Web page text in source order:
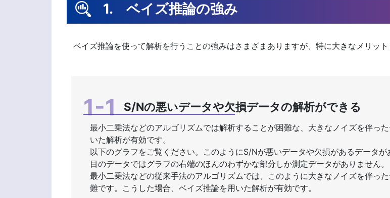
1. ベイズ推論の強み
ベイズ推論を使って解析を行うことの強みはさまざまありますが、特に大きなメリット
S/Nの悪いデータや欠損データの解析ができる
最小二乗法などのアルゴリズムでは解析することが困難な、大きなノイズを伴っ
いた解析が有効です。
以下のグラフをご覧ください。このようにS/Nが悪いデータや欠損があるデータ
目のデータではグラフの右端のほんのわずかな部分しか測定データがありません。
最小二乗法などの従来手法のアルゴリズムでは、このように大きなノイズを伴っ
難です。こうした場合、ベイズ推論を用いた解析が有効です。